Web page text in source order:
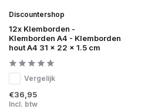
Discountershop
12x Klemborden -
Klemborden A4 - Klemborden
hout A4 31 x 22 x 1.5 cm
Vergelijk
€36,95
Incl. btw